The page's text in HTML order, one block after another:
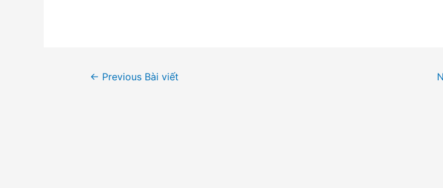
Điều← Previous Bài viết